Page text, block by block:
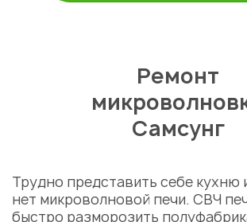
Ремонт
Самсунг
Трудно представить себе кухню
нет микроволновой печи. СВЧ
быстро разморозить